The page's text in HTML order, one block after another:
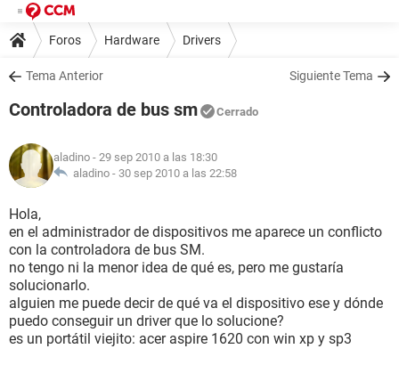
Foros Hardware Drivers
Tema Anterior Siguiente Tema
Controladora de bus sm Cerrado
aladino - 29 sep 2010 a las 18:30
aladino - 30 sep 2010 a las 22:58
Hola,
en el administrador de dispositivos me aparece un conflicto
con la controladora de bus SM.
no tengo ni la menor idea de qué es, pero me gustaría
solucionarlo.
alguien me puede decir de qué va el dispositivo ese y dónde
puedo conseguir un driver que lo solucione?
es un portátil viejito: acer aspire 1620 con win xp y sp3